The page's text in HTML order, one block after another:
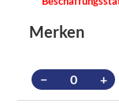
Merken
− +